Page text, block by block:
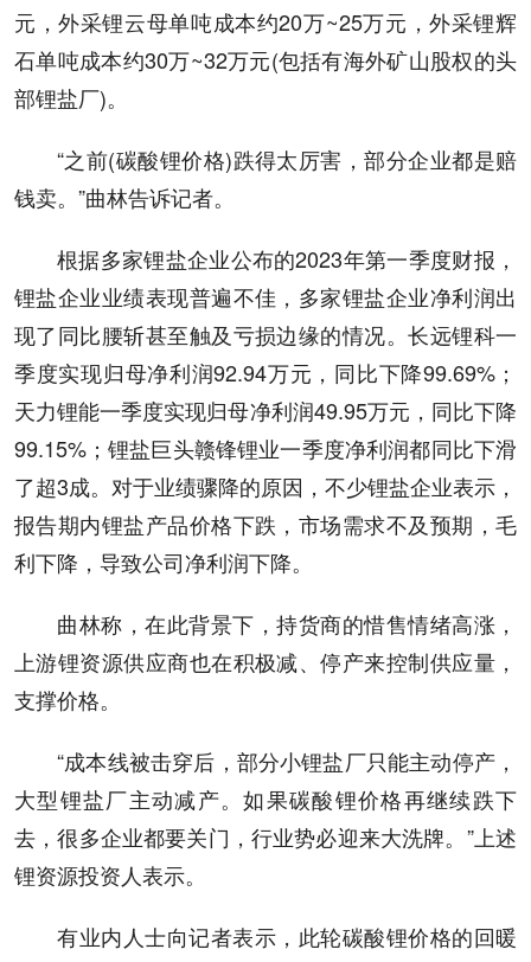
元，外采锂云母单吨成本约20万~25万元，外采锂辉
石单吨成本约30万~32万元(包括有海外矿山股权的头
部锂盐厂)。
“之前(碳酸锂价格)跌得太厉害，部分企业都是赔
钱卖。”曲林告诉记者。
根据多家锂盐企业公布的2023年第一季度财报，
锂盐企业业绩表现普遍不佳，多家锂盐企业净利润出
现了同比腰斩甚至触及亏损边缘的情况。长远锂科一
季度实现归母净利润92.94万元，同比下降99.69%；
天力锂能一季度实现归母净利润49.95万元，同比下降
99.15%；锂盐巨头赣锋锂业一季度净利润都同比下滑
了超3成。对于业绩骤降的原因，不少锂盐企业表示，
报告期内锂盐产品价格下跌，市场需求不及预期，毛
利下降，导致公司净利润下降。
曲林称，在此背景下，持货商的惜售情绪高涨，
上游锂资源供应商也在积极减、停产来控制供应量，
支撑价格。
“成本线被击穿后，部分小锂盐厂只能主动停产，
大型锂盐厂主动减产。如果碳酸锂价格再继续跌下
去，很多企业都要关门，行业势必迎来大洗牌。”上述
锂资源投资人表示。
有业内人士向记者表示，此轮碳酸锂价格的回暖